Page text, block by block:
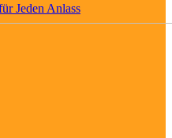
Jeden Anlass